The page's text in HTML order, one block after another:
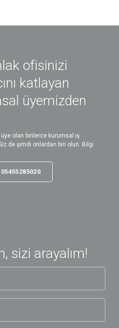
ofisinizi
katlayan
üyemizden
olan binlerce kurumsal iş
de şimdi onlardan biri olun. Bilgi
05455285020
sizi arayalım!